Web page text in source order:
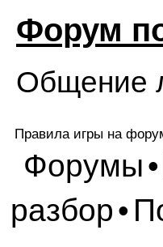
Форум
Общение
Правила игры на
Форумы•
разбор•